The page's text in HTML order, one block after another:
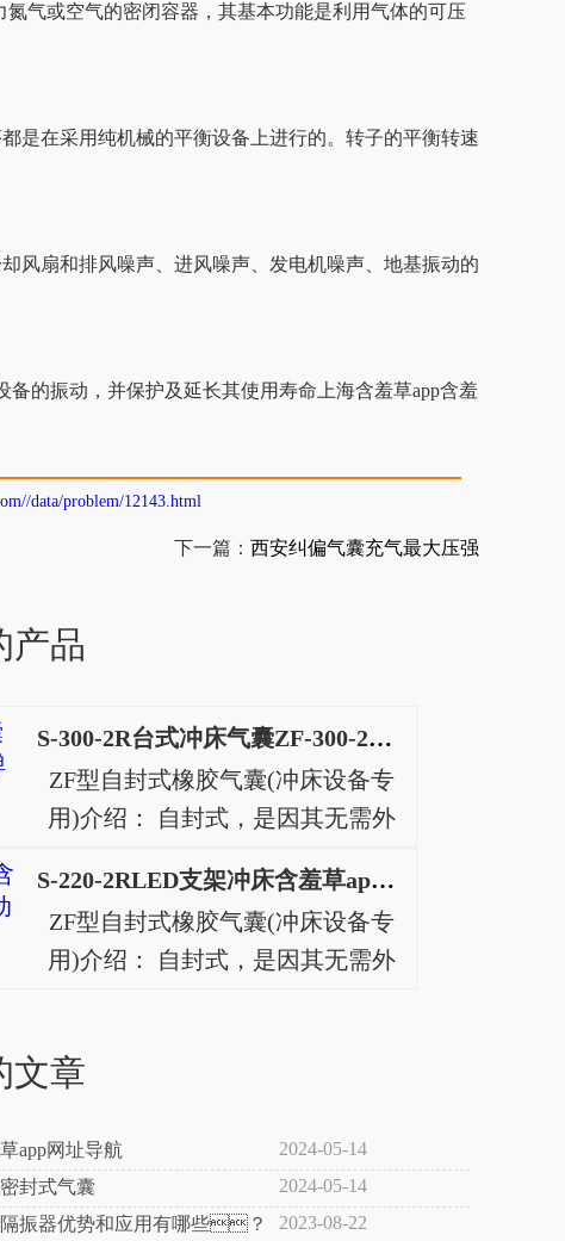
或空气的密闭容器，其基本功能是利用气体的可压
是在采用纯机械的平衡设备上进行的。转子的平衡转速
排风噪声、进风噪声、发电机噪声、地基振动的
动力设备的振动，并保护及延长其使用寿命上海含羞草app含羞
data/problem/12143.html
下一篇： 西安纠偏气囊充气最大压强
产品
S-300-2R台式冲床气囊ZF-300-2高速冲床空气弹
ZF型自封式橡胶气囊(冲床设备专
用)介绍： 自封式，是因其无需外
层做补强处理的橡胶曲囊①在使用
时，将防止膨胀的钢制(镀锌)腰环
②嵌在其中。③盖..
S-220-2RLED支架冲床含羞草app下载S-220-2R电动冲床
ZF型自封式橡胶气囊(冲床设备专
用)介绍： 自封式，是因其无需外
时，将防止膨胀的钢制(镀锌)腰环
文章
app网址导航
2024-05-14
封式气囊
2024-05-14
振器优势和应用有哪些？ 2023-08-22